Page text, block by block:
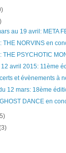
au 19 avril: META
THE NORVINS en
THE PSYCHOTIC
avril 2015: 11ème
et évènements à
12 mars: 18ème
DANCE en